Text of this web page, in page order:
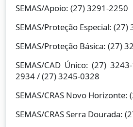
SEMAS/Apoio: (27) 3291-2250
SEMAS/Proteção Especial: (27)
SEMAS/Proteção Básica: (27)
SEMAS/CAD Único: (27)
2934 / (27) 3245-0328
SEMAS/CRAS Novo Horizonte:
SEMAS/CRAS Serra Dourada: